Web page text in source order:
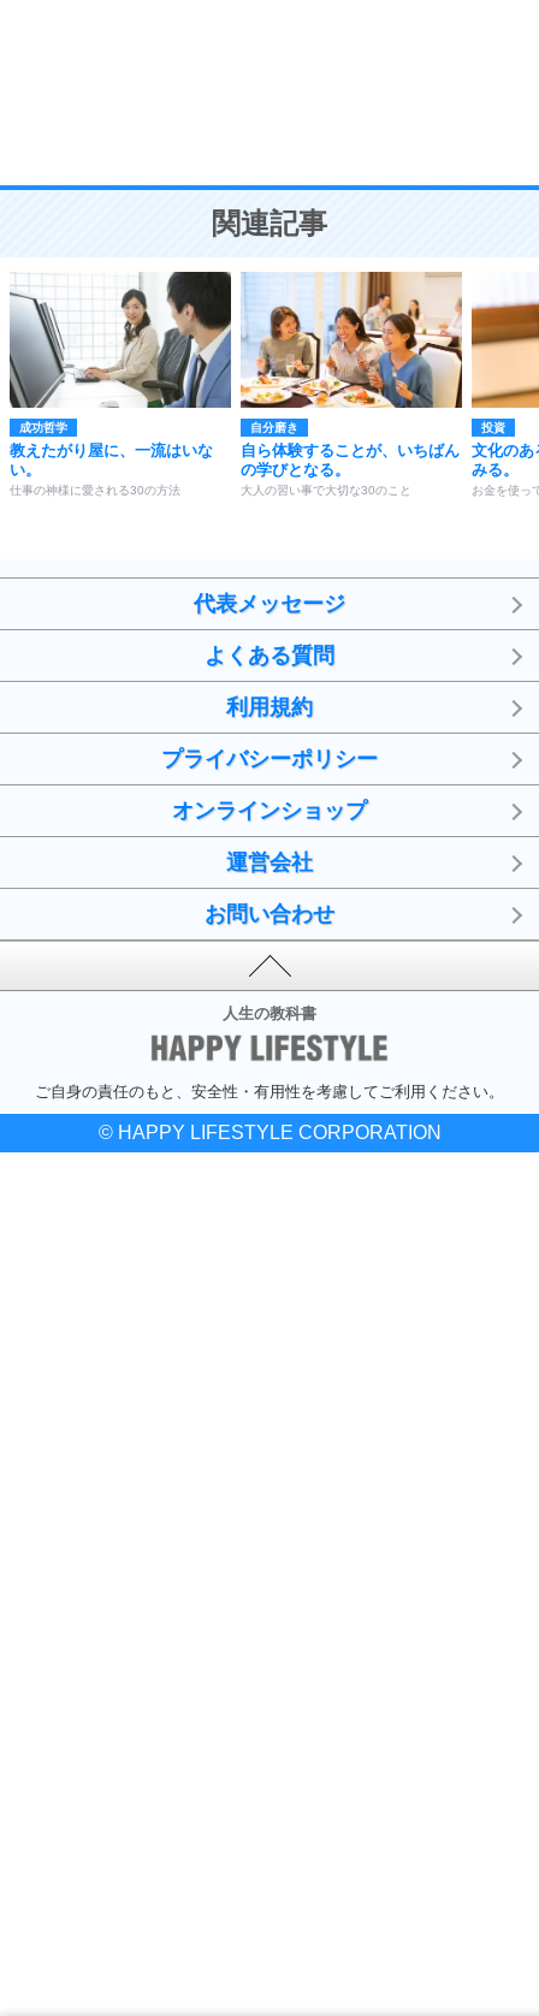
ことが大切。
関連記事
成功哲学
教えたがり屋に、一流はいな
い。
仕事の神様に愛される30の方法
自分磨き
自ら体験することが、いちばん
の学びとなる。
大人の習い事で大切な30のこと
投資
文化のあ
みる。
お金を使っ
代表メッセージ
よくある質問
利用規約
プライバシーポリシー
オンラインショップ
運営会社
お問い合わせ
人生の教科書
ご自身の責任のもと、安全性・有用性を考慮してご利用ください。
© HAPPY LIFESTYLE CORPORATION